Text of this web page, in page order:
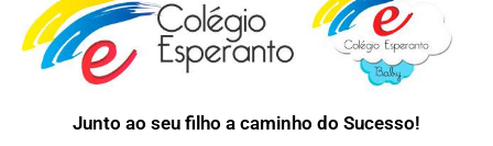
Junto ao seu filho a caminho do Sucesso!